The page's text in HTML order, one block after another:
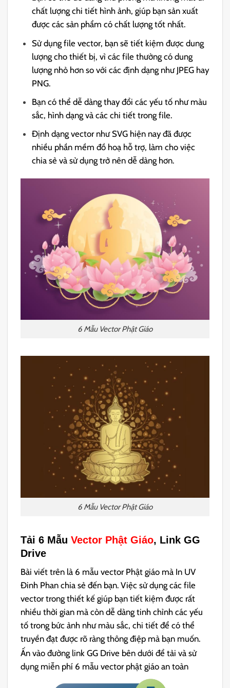
chất lượng chi tiết hình ảnh, giúp bạn sản xuất
được các sản phẩm có chất lượng tốt nhất.
Sử dụng file vector, bạn sẽ tiết kiệm được dung
lượng cho thiết bị, vì các file thường có dung
lượng nhỏ hơn so với các định dạng như JPEG hay
PNG.
Bạn có thể dễ dàng thay đổi các yếu tố như màu
sắc, hình dạng và các chi tiết trong file.
Định dạng vector như SVG hiện nay đã được
nhiều phần mềm đồ hoạ hỗ trợ, làm cho việc
chia sẻ và sử dụng trở nên dễ dàng hơn.
6 Mẫu Vector Phật Giáo
6 Mẫu Vector Phật Giáo
Tải 6 MẫuVector Phật Giáo, Link GG
Drive
Bài viết trên là 6 mẫu vector Phật giáo mà In UV
Đinh Phan chia sẻ đến bạn. Việc sử dụng các file
vector trong thiết kế giúp bạn tiết kiệm được rất
nhiều thời gian mà còn dễ dàng tinh chỉnh các yếu
tố trong bức ảnh như màu sắc, chi tiết để có thể
truyền đạt được rõ ràng thông điệp mà bạn muốn.
Ấn vào đường link GG Drive bên dưới để tải và sử
dụng miễn phí 6 mẫu vector phật giáo an toàn